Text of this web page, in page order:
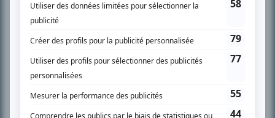
SUR LE RÉSEAU BIZZ MÉDIA
PLAN DU SITE
Accueil